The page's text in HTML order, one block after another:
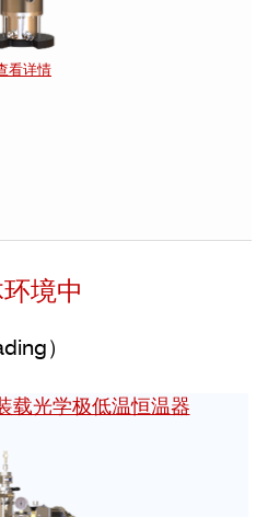
看详情
境中
）
载光学极低温恒温器